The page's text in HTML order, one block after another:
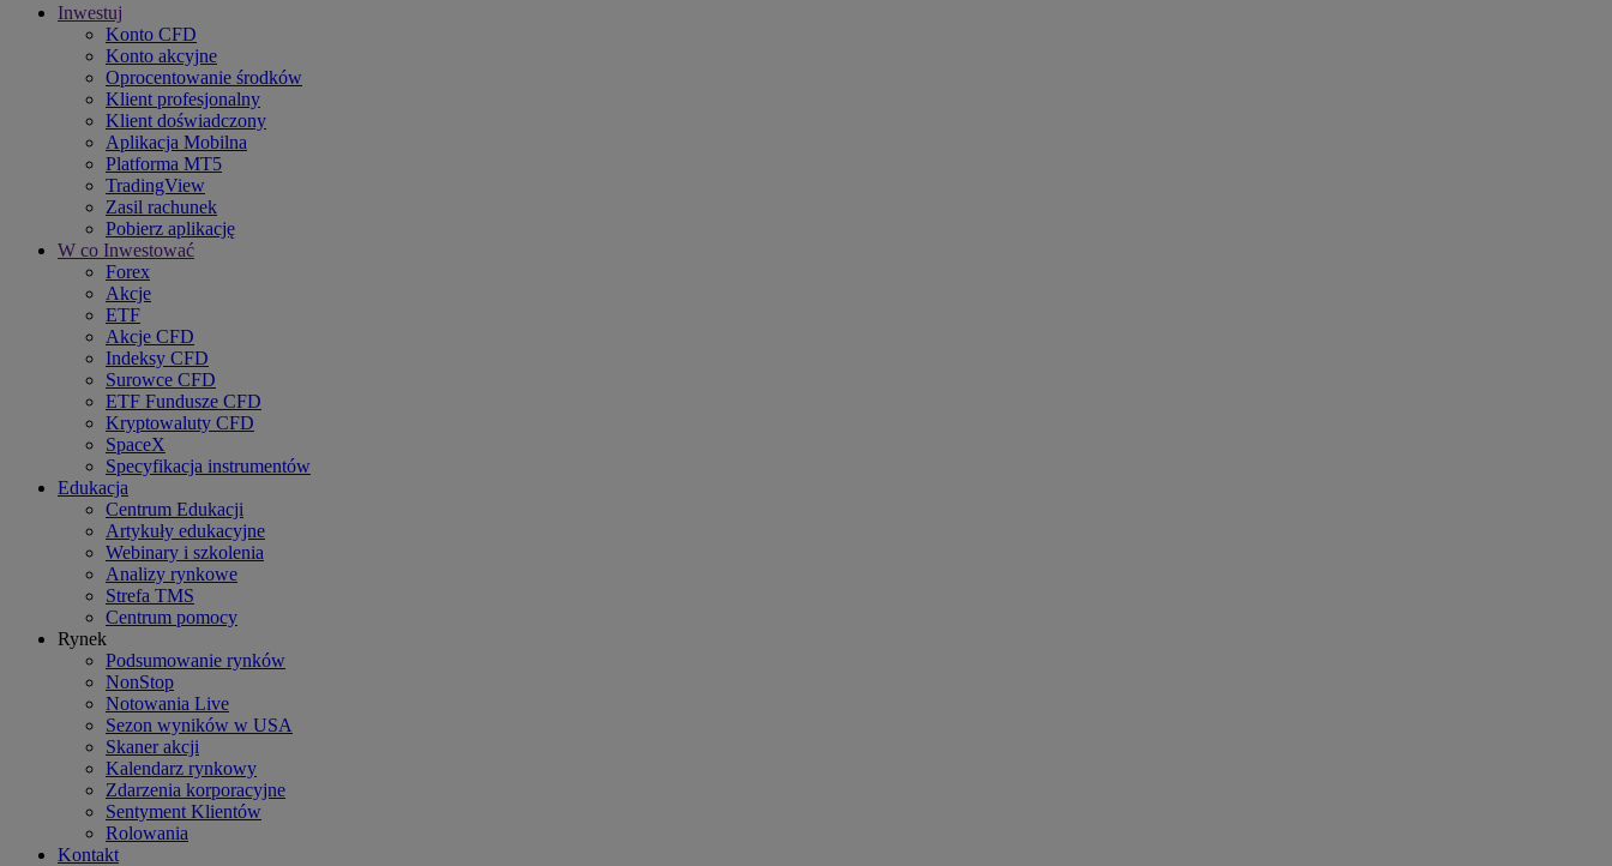
Inwestuj
Konto CFD
Konto akcyjne
Oprocentowanie środków
Klient profesjonalny
Klient doświadczony
Aplikacja Mobilna
Platforma MT5
TradingView
Zasil rachunek
Pobierz aplikację
W co Inwestować
Forex
Akcje
ETF
Akcje CFD
Indeksy CFD
Surowce CFD
ETF Fundusze CFD
Kryptowaluty CFD
SpaceX
Specyfikacja instrumentów
Edukacja
Centrum Edukacji
Artykuły edukacyjne
Webinary i szkolenia
Analizy rynkowe
Strefa TMS
Centrum pomocy
Rynek
Podsumowanie rynków
NonStop
Notowania Live
Sezon wyników w USA
Skaner akcji
Kalendarz rynkowy
Zdarzenia korporacyjne
Sentyment Klientów
Rolowania
Kontakt